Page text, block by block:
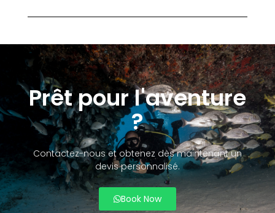
Prêt pour l'aventure
?
Contactez-nous et obtenez dès maintenant un
devis personnalisé.
Book Now